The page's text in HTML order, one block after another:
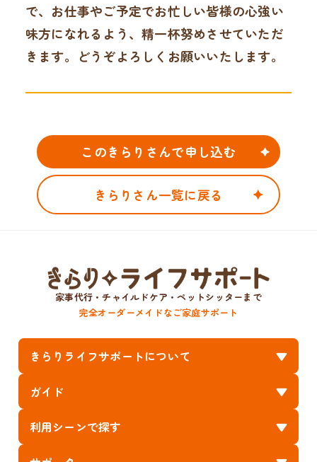
で、お仕事やご予定でお忙しい皆様の心強い
味方になれるよう、精一杯努めさせていただ
きます。どうぞよろしくお願いいたします。
このきらりさんで申し込む
きらりさん一覧に戻る
家事代行・チャイルドケア・ペットシッターまで
完全オーダーメイドなご家庭サポート
きらりライフサポートについて
ガイド
利用シーンで探す